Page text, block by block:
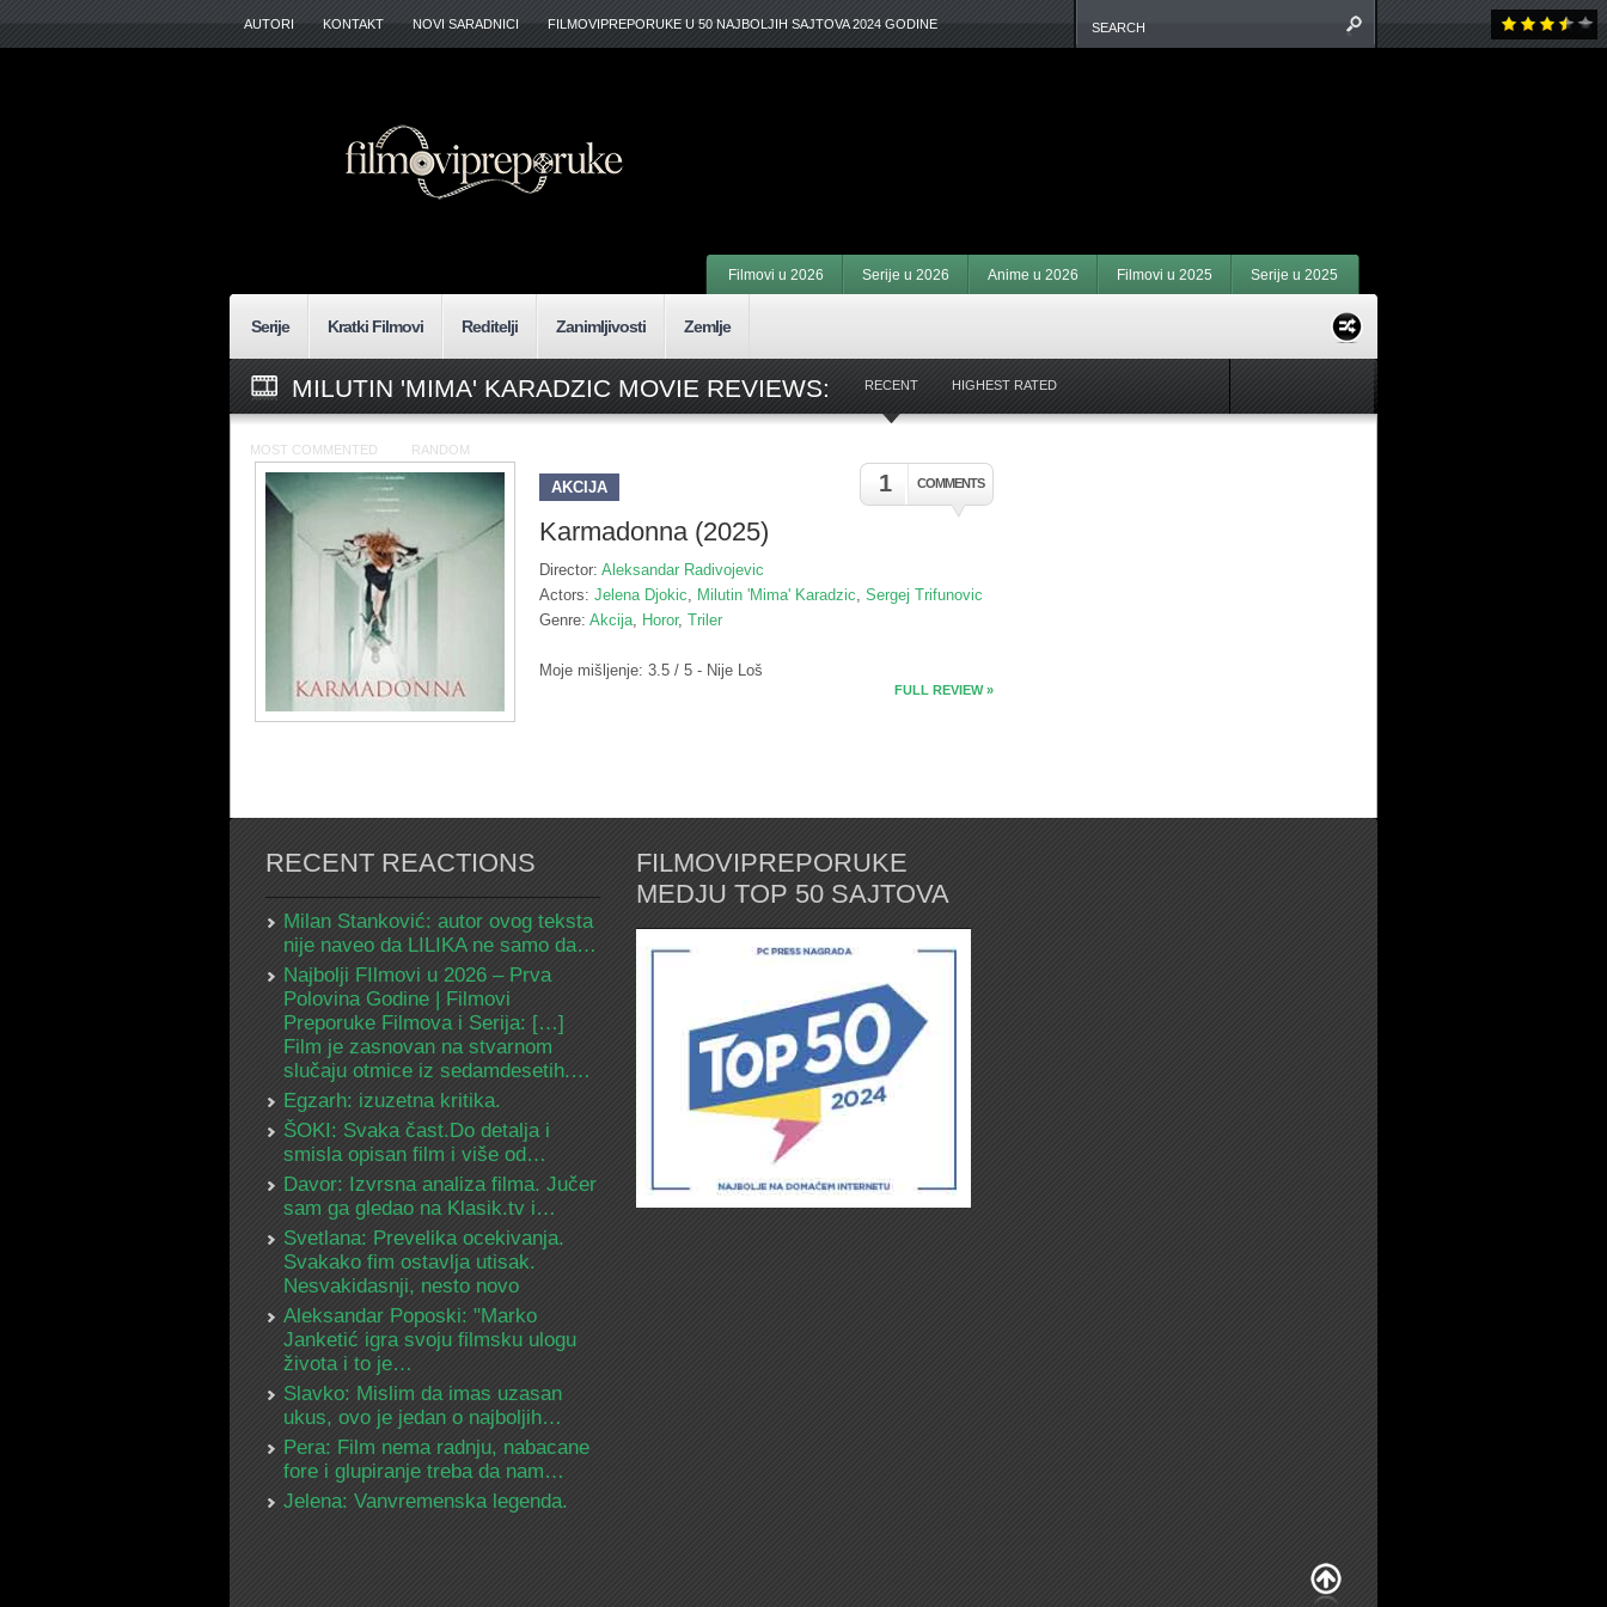
AUTORI KONTAKT NOVI SARADNICI FILMOVIPREPORUKE U 50 NAJBOLJIH SAJTOVA 2024 GODINE
Filmovi u 2026 Serije u 2026 Anime u 2026 Filmovi u 2025 Serije u 2025
Serije Kratki Filmovi Reditelji Zanimljivosti Zemlje
MILUTIN 'MIMA' KARADZIC MOVIE REVIEWS: RECENT HIGHEST RATED
MOST COMMENTED RANDOM
1 COMMENTS
AKCIJA
Karmadonna (2025)
Director: Aleksandar Radivojevic
Actors: Jelena Djokic, Milutin 'Mima' Karadzic, Sergej Trifunovic
Genre: Akcija, Horor, Triler
Moje mišljenje: 3.5 / 5 - Nije Loš
FULL REVIEW »
RECENT REACTIONS
Milan Stanković: autor ovog teksta
nije naveo da LILIKA ne samo da…
Najbolji FIlmovi u 2026 – Prva
Polovina Godine | Filmovi
Preporuke Filmova i Serija: […]
Film je zasnovan na stvarnom
slučaju otmice iz sedamdesetih.…
Egzarh: izuzetna kritika.
ŠOKI: Svaka čast.Do detalja i
smisla opisan film i više od…
Davor: Izvrsna analiza filma. Jučer
sam ga gledao na Klasik.tv i…
Svetlana: Prevelika ocekivanja.
Svakako fim ostavlja utisak.
Nesvakidasnji, nesto novo
Aleksandar Poposki: "Marko
Janketić igra svoju filmsku ulogu
života i to je…
Slavko: Mislim da imas uzasan
ukus, ovo je jedan o najboljih…
Pera: Film nema radnju, nabacane
fore i glupiranje treba da nam…
Jelena: Vanvremenska legenda.
FILMOVIPREPORUKE
MEDJU TOP 50 SAJTOVA